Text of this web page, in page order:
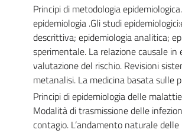
Principi di metodologia
epidemiologia .Gli studi
descrittiva; epidemiologia analitica;
sperimentale. La relazione causale in
valutazione del rischio. Revisioni
metanalisi. La medicina basata sulle
Principi di epidemiologia delle
Modalità di trasmissione delle
contagio. L’andamento naturale